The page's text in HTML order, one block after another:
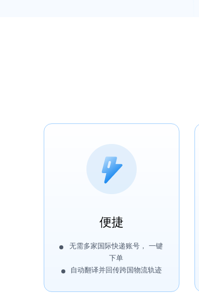
便捷
无需多家国际快递账号， 一键
下单
自动翻译并回传跨国物流轨迹